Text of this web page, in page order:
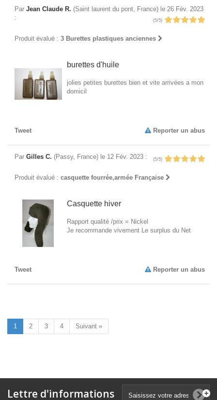
Par Jean Claude R. (Saint laurent du pont, France) le 26 Fév. 2023
:
(5/5)
Produit évalué : 3 Burettes plastiques anciennes
burettes d'huile
jolies petites burettes bien et vite arrivées a mon
domicil
Tweet Reporter un abus
Par Gilles C. (Passy, France) le 12 Fév. 2023 : (5/5)
Produit évalué : casquette fourrée,armée Française
Casquette hiver
Rapport qualité /prix = Nickel
Je recommande vivement Le surplus du Net
Tweet Reporter un abus
1 2 3 4 Suivant »
Lettre d'informations